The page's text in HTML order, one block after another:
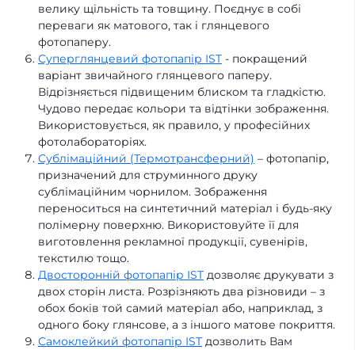
велику щільність та товщину. Поєднує в собі
переваги як матового, так і глянцевого
фотопаперу.
Суперглянцевий фотопапір IST - покращений
варіант звичайного глянцевого паперу.
Відрізняється підвищеним блиском та гладкістю.
Чудово передає кольори та відтінки зображення.
Використовується, як правило, у професійних
фотолабораторіях.
Сублімаційний (Термотрансферний) – фотопапір,
призначений для струминного друку
сублімаційним чорнилом. Зображення
переноситься на синтетичний матеріал і будь-яку
полімерну поверхню. Використовуйте її для
виготовлення рекламної продукції, сувенірів,
текстилю тощо.
Двосторонній фотопапір IST дозволяє друкувати з
двох сторін листа. Розрізняють два різновиди – з
обох боків той самий матеріал або, наприклад, з
одного боку глянсове, а з іншого матове покриття.
Самоклейкий фотопапір IST дозволить Вам